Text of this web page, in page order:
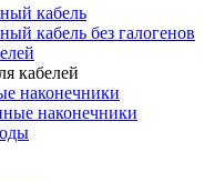
кабель
кабель без галогенов
кабелей
наконечники
наконечники